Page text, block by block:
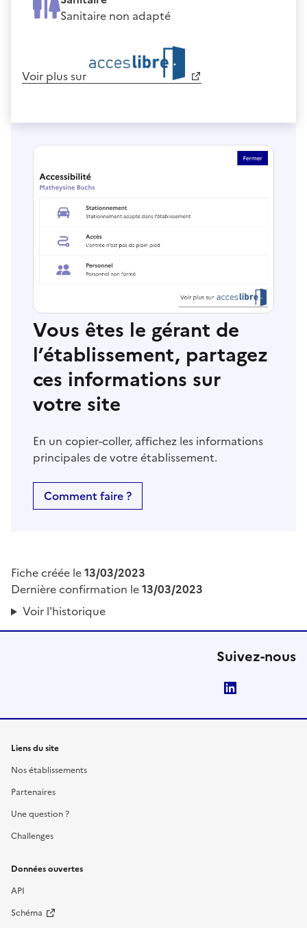
Sanitaire non adapté
Voir plus sur
Vous êtes le gérant de
l’établissement, partagez
ces informations sur
votre site
En un copier-coller, affichez les informations
principales de votre établissement.
Comment faire ?
Fiche créée le13/03/2023
Dernière confirmation le13/03/2023
Voir l'historique
Suivez-nous
Liens du site
Nos établissements
Partenaires
Une question ?
Challenges
Données ouvertes
API
Schéma